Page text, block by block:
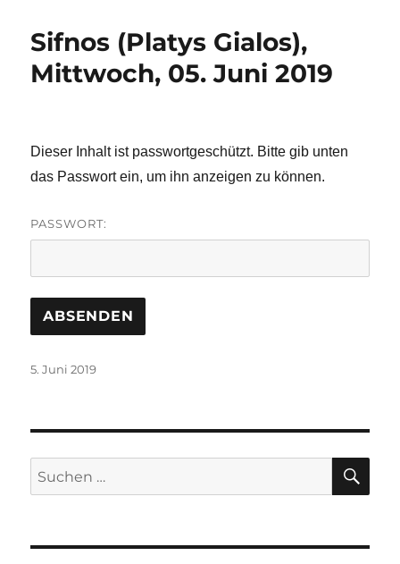
Sifnos (Platys Gialos),
Mittwoch, 05. Juni 2019
Dieser Inhalt ist passwortgeschützt. Bitte gib unten
das Passwort ein, um ihn anzeigen zu können.
PASSWORT:
Veröffentlicht
5. Juni 2019
Suchen
nach: